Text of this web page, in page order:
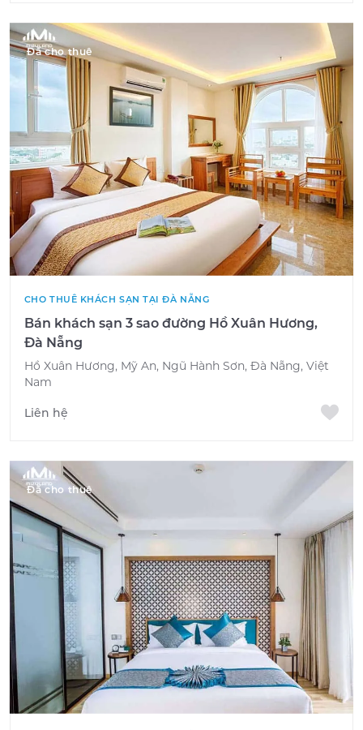
Đã cho thuê
CHO THUÊ KHÁCH SẠN TẠI ĐÀ NẴNG
Bán khách sạn 3 sao đường Hồ Xuân Hương,
Đà Nẵng
Hồ Xuân Hương, Mỹ An, Ngũ Hành Sơn, Đà Nẵng, Việt
Nam
Liên hệ
Đã cho thuê